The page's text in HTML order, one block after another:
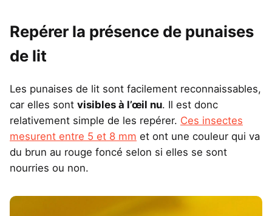
Repérer la présence de punaises
de lit
Les punaises de lit sont facilement reconnaissables,
car elles sont visibles à l’œil nu. Il est donc
relativement simple de les repérer. Ces insectes
mesurent entre 5 et 8 mm et ont une couleur qui va
du brun au rouge foncé selon si elles se sont
nourries ou non.